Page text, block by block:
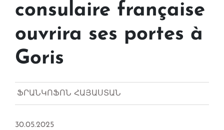
consulaire française
ouvrira ses portes à
Goris
ՖՐԱՆԿՈՖՈՆ ՀԱՅԱՍՏԱՆ
30.05.2025